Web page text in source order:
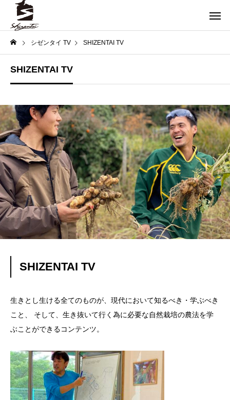
シゼンタイ TV SHIZENTAI TV
SHIZENTAI TV
SHIZENTAI TV
生きとし生ける全てのものが、現代において知るべき・学ぶべき
こと、 そして、生き抜いて行く為に必要な自然栽培の農法を学
ぶことができるコンテンツ。